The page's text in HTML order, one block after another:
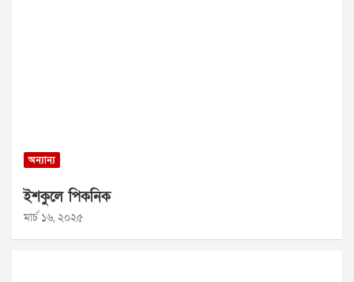
অন্যান্য
ইশকুলে পিকনিক
মার্চ ১৬, ২০২৫